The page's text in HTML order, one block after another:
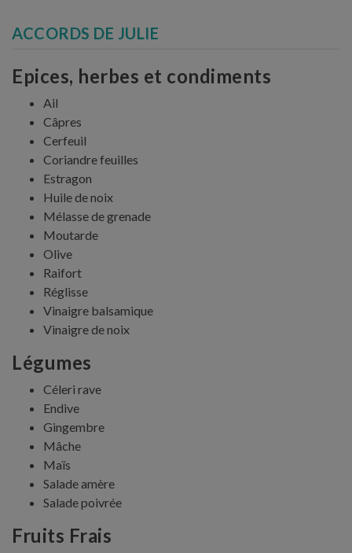
ACCORDS DE JULIE
Epices, herbes et condiments
Ail
Câpres
Cerfeuil
Coriandre feuilles
Estragon
Huile de noix
Mélasse de grenade
Moutarde
Olive
Raifort
Réglisse
Vinaigre balsamique
Vinaigre de noix
Légumes
Céleri rave
Endive
Gingembre
Mâche
Maïs
Salade amère
Salade poivrée
Fruits Frais